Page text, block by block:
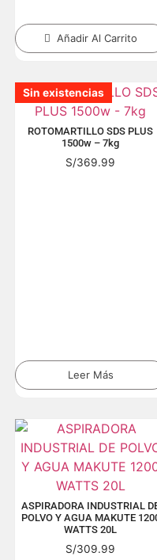
Añadir Al Carrito
Sin existencias
Sin existencias
Sin existencias
Sin existencias
Sin existencias
Sin existencias
Sin existencias
Sin existencias
Sin existencias
Sin existencias
Sin existencias
Sin existencias
Sin existencias
ROTOMARTILLO SDS PLUS
1500w – 7kg
S/369.99
Leer Más
ASPIRADORA INDUSTRIAL
POLVO Y AGUA MAKUTE
WATTS 20L
S/309.99